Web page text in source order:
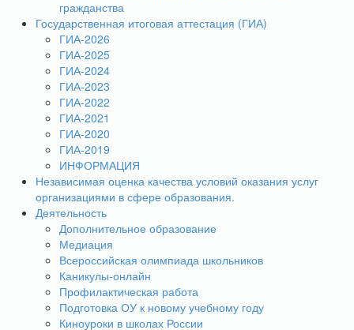
гражданства
Государственная итоговая аттестация (ГИА)
ГИА-2026
ГИА-2025
ГИА-2024
ГИА-2023
ГИА-2022
ГИА-2021
ГИА-2020
ГИА-2019
ИНФОРМАЦИЯ
Независимая оценка качества условий оказания услуг
организациями в сфере образования.
Деятельность
Дополнительное образование
Медиация
Всероссийская олимпиада школьников
Каникулы-онлайн
Профилактическая работа
Подготовка ОУ к новому учебному году
Киноуроки в школах России